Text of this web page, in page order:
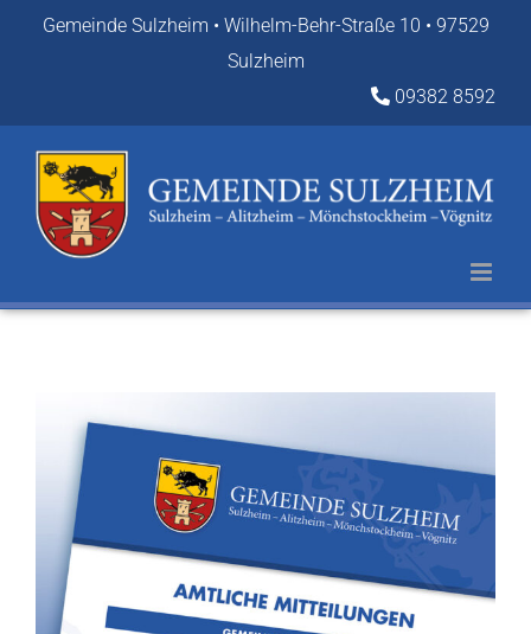
Gemeinde Sulzheim • Wilhelm-Behr-Straße 10 • 97529
Sulzheim
09382 8592